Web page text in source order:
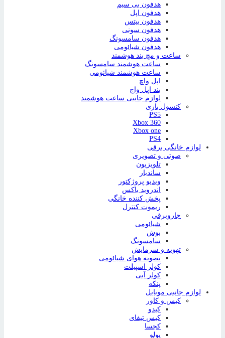
هدفون بی سیم
هدفون اپل
هدفون بیتس
هدفون سونی
هدفون سامسونگ
هدفون شیائومی
ساعت و مچ بند هوشمند
ساعت هوشمند سامسونگ
ساعت هوشمند شیائومی
اپل واچ
بند اپل واچ
لوازم جانبی ساعت هوشمند
کنسول بازی
PS5
Xbox 360
Xbox one
PS4
لوازم خانگی برقی
صوتی و تصویری
تلویزیون
ساندبار
ویدیو پروژکتور
اندروید باکس
پخش کننده خانگی
ریموت کنترل
جاروبرقی
شیائومی
بوش
سامسونگ
تهویه و سرمایش
تصویه هوای شیائومی
کولر اسپیلت
کولر آبی
پنکه
لوازم جانبی موبایل
کیس و کاور
کیدو
کیس تیفای
کجسا
پولو